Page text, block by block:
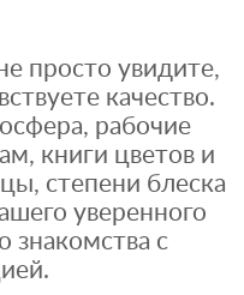
просто увидите,
качество.
рабочие
книги цветов и
степени блеска
уверенного
знакомства с